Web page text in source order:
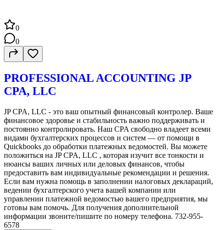
0
0
PROFESSIONAL ACCOUNTING JP
CPA, LLC
JP CPA, LLC - это ваш опытный финансовый контролер. Ваше
финансовое здоровье и стабильность важно поддерживать и
постоянно контролировать. Наш CPA свободно владеет всеми
видами бухгалтерских процессов и систем — от помощи в
Quickbooks до обработки платежных ведомостей. Вы можете
положиться на JP CPA, LLC , которая изучит все тонкости и
нюансы ваших личных или деловых финансов, чтобы
предоставить вам индивидуальные рекомендации и решения.
Если вам нужна помощь в заполнении налоговых деклараций,
ведении бухгалтерского учета вашей компании или
управлении платежной ведомостью вашего предприятия, мы
готовы вам помочь. Для получения дополнительной
информации звоните/пишите по номеру телефона. 732-955-
6578